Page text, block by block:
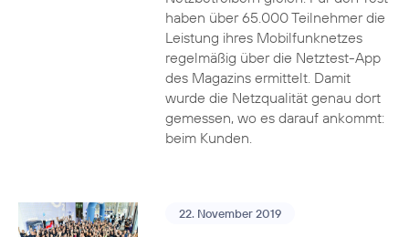
haben über 65.000 Teilnehmer die
Leistung ihres Mobilfunknetzes
regelmäßig über die Netztest-App
des Magazins ermittelt. Damit
wurde die Netzqualität genau dort
gemessen, wo es darauf ankommt:
beim Kunden.
22. November 2019